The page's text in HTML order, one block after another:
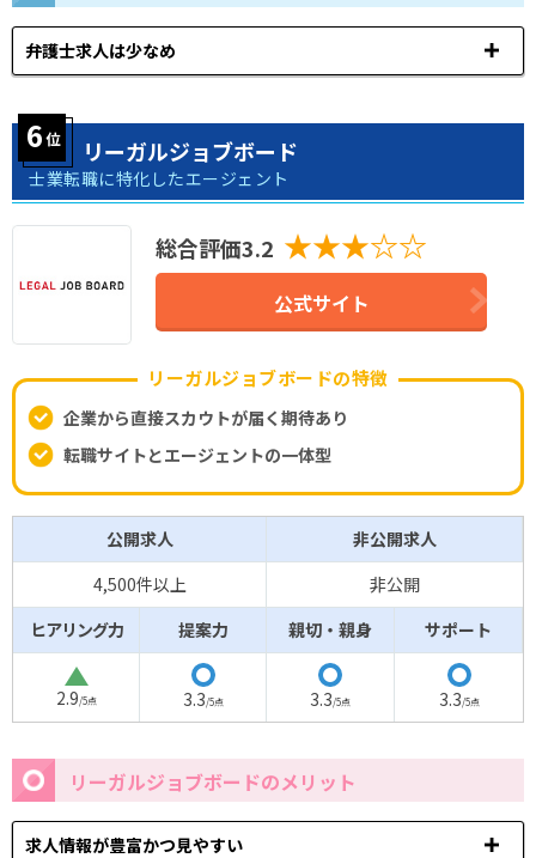
弁護士求人は少なめ
リーガルジョブボード
士業転職に特化したエージェント
総合評価3.2 ★★★☆☆
公式サイト
リーガルジョブボードの特徴
企業から直接スカウトが届く期待あり
転職サイトとエージェントの一体型
公開求人
非公開求人
4,500件以上
非公開
ヒアリング力
提案力 親切・親身
サポート
2.9/5点
3.3/5点
3.3/5点
3.3/5点
リーガルジョブボードのメリット
求人情報が豊富かつ見やすい